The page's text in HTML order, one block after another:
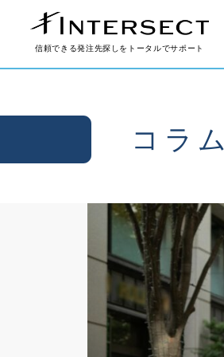
信頼できる発注先探しをトータルでサポート
コラム